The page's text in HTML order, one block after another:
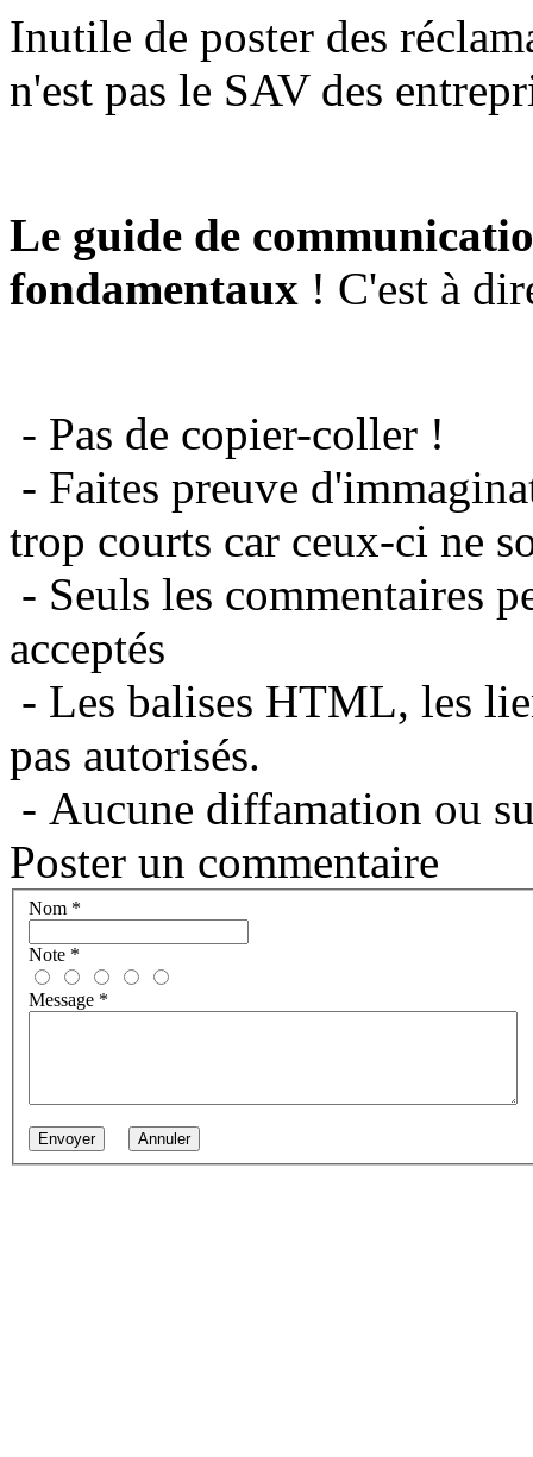
Inutile de poster des
n'est pas le SAV des
Le guide de
fondamentaux ! C'est à
- Pas de copier-coller !
- Faites preuve
trop courts car ceux-ci ne
- Seuls les commentaires
acceptés
- Les balises HTML, les
pas autorisés.
- Aucune diffamation ou
Poster un commentaire
Nom *
Note *
Message *